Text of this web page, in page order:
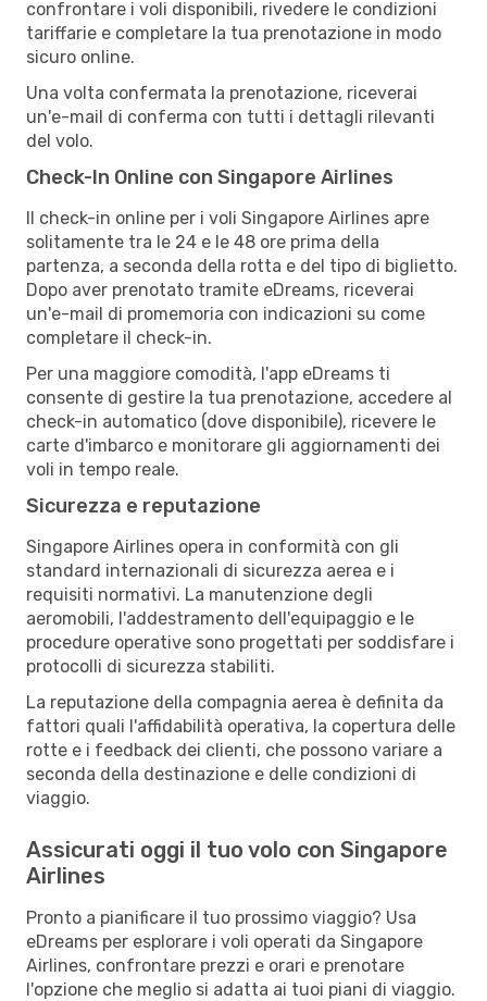
confrontare i voli disponibili, rivedere le condizioni
tariffarie e completare la tua prenotazione in modo
sicuro online.
Una volta confermata la prenotazione, riceverai
un'e-mail di conferma con tutti i dettagli rilevanti
del volo.
Check-In Online con Singapore Airlines
Il check-in online per i voli Singapore Airlines apre
solitamente tra le 24 e le 48 ore prima della
partenza, a seconda della rotta e del tipo di biglietto.
Dopo aver prenotato tramite eDreams, riceverai
un'e-mail di promemoria con indicazioni su come
completare il check-in.
Per una maggiore comodità, l'app eDreams ti
consente di gestire la tua prenotazione, accedere al
check-in automatico (dove disponibile), ricevere le
carte d'imbarco e monitorare gli aggiornamenti dei
voli in tempo reale.
Sicurezza e reputazione
Singapore Airlines opera in conformità con gli
standard internazionali di sicurezza aerea e i
requisiti normativi. La manutenzione degli
aeromobili, l'addestramento dell'equipaggio e le
procedure operative sono progettati per soddisfare i
protocolli di sicurezza stabiliti.
La reputazione della compagnia aerea è definita da
fattori quali l'affidabilità operativa, la copertura delle
rotte e i feedback dei clienti, che possono variare a
seconda della destinazione e delle condizioni di
viaggio.
Assicurati oggi il tuo volo con Singapore
Airlines
Pronto a pianificare il tuo prossimo viaggio? Usa
eDreams per esplorare i voli operati da Singapore
Airlines, confrontare prezzi e orari e prenotare
l'opzione che meglio si adatta ai tuoi piani di viaggio.